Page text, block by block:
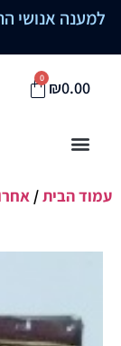
למענה אנושי התקשרו
₪0.00
0
עמוד הבית/